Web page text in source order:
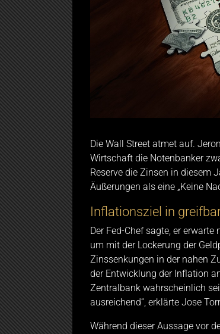
Die Wall Street atmet auf.
Wirtschaft die Notenbanker
Reserve die Zinsen in diesem
Äußerungen als eine „Keine
Inflationsziel in
Der Fed-Chef sagte, er
um mit der Lockerung der
Zinssenkungen in der nahen
der Entwicklung der Inflation
Zentralbank wahrscheinlich
ausreichend“, erklärte Jose
Während dieser Aussage vor